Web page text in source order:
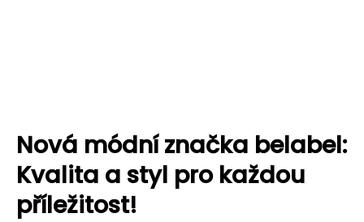
Nová módní značka belabel:
Kvalita a styl pro každou
příležitost!